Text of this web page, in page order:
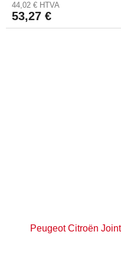
44,02 € HTVA
53,27 €
Peugeot Citroën